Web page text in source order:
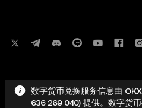
数字货币兑换服务信息由
636 269 040) 提供。数字货